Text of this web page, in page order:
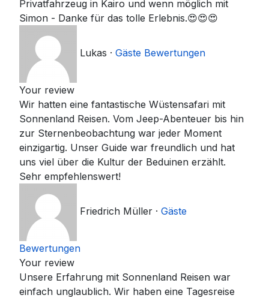
Privatfahrzeug in Kairo und wenn möglich mit
Simon - Danke für das tolle Erlebnis.😍😍😍
Lukas · Gäste Bewertungen
Your review
Wir hatten eine fantastische Wüstensafari mit
Sonnenland Reisen. Vom Jeep-Abenteuer bis hin
zur Sternenbeobachtung war jeder Moment
einzigartig. Unser Guide war freundlich und hat
uns viel über die Kultur der Beduinen erzählt.
Sehr empfehlenswert!
Friedrich Müller · Gäste
Bewertungen
Your review
Unsere Erfahrung mit Sonnenland Reisen war
einfach unglaublich. Wir haben eine Tagesreise